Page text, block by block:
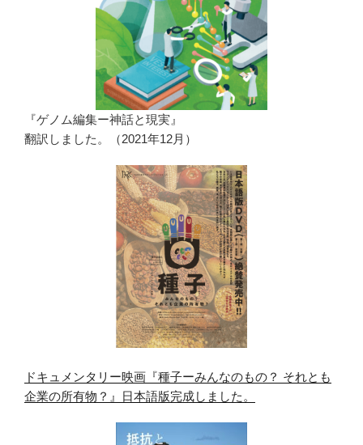
『ゲノム編集ー神話と現実』
翻訳しました。（2021年12月）
ドキュメンタリー映画『種子ーみんなのもの？ それとも
企業の所有物？』日本語版完成しました。